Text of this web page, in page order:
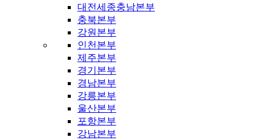
대전세종충남본부
충북본부
강원본부
인천본부
제주본부
경기본부
경남본부
강릉본부
울산본부
포항본부
강남본부